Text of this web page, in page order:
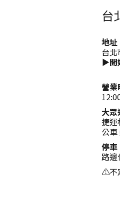
台
地址
台
▶開
營業
大眾
捷運
公車
停車
路
⚠️不